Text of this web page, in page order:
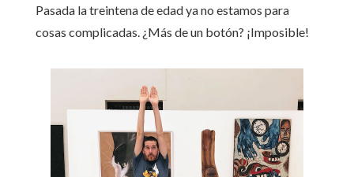
Pasada la treintena de edad ya no estamos para
cosas complicadas. ¿Más de un botón? ¡Imposible!